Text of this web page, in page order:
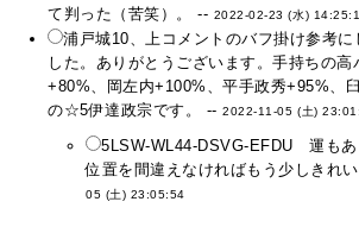
て判った（苦笑）。 -- 2022-02-23 (水)
浦戸城10、上コメントのバフ掛け参考に
した。ありがとうございます。手持ちの高
+80%、岡左内+100%、平手政秀+95%、
の☆5伊達政宗です。 --2022-11-05 (土)
5LSW-WL44-DSVG-EFDU 運も
位置を間違えなければもう少しきれ
05 (土) 23:05:54